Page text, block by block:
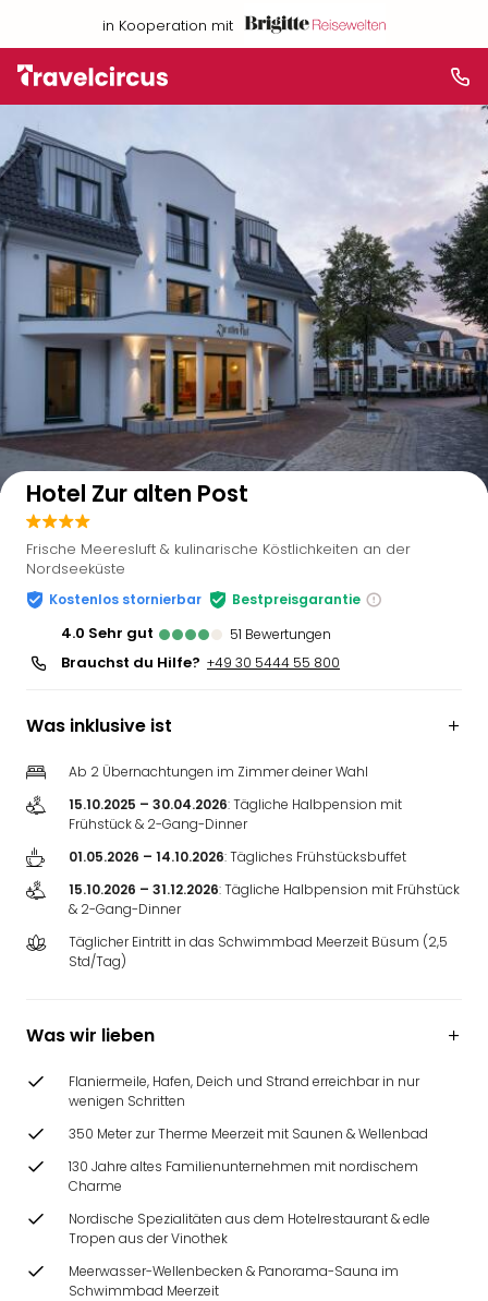
in Kooperation mit
Auf der Karte anzeigen
Hotel Zur alten Post
Frische Meeresluft & kulinarische Köstlichkeiten an der
Nordseeküste
Kostenlos stornierbar Bestpreisgarantie
4.0 sehr gut 51 Bewertungen
Brauchst du Hilfe? +49 30 5444 55 800
Was inklusive ist
Ab 2 Übernachtungen im Zimmer deiner Wahl
15.10.2025 – 30.04.2026: Tägliche Halbpension mit
Frühstück & 2-Gang-Dinner
01.05.2026 – 14.10.2026: Tägliches Frühstücksbuffet
15.10.2026 – 31.12.2026: Tägliche Halbpension mit Frühstück
& 2-Gang-Dinner
Täglicher Eintritt in das Schwimmbad Meerzeit Büsum (2,5
Std/Tag)
Was wir lieben
Flaniermeile, Hafen, Deich und Strand erreichbar in nur
wenigen Schritten
350 Meter zur Therme Meerzeit mit Saunen & Wellenbad
130 Jahre altes Familienunternehmen mit nordischem
Charme
Nordische Spezialitäten aus dem Hotelrestaurant & edle
Tropen aus der Vinothek
Meerwasser-Wellenbecken & Panorama-Sauna im
Schwimmbad Meerzeit